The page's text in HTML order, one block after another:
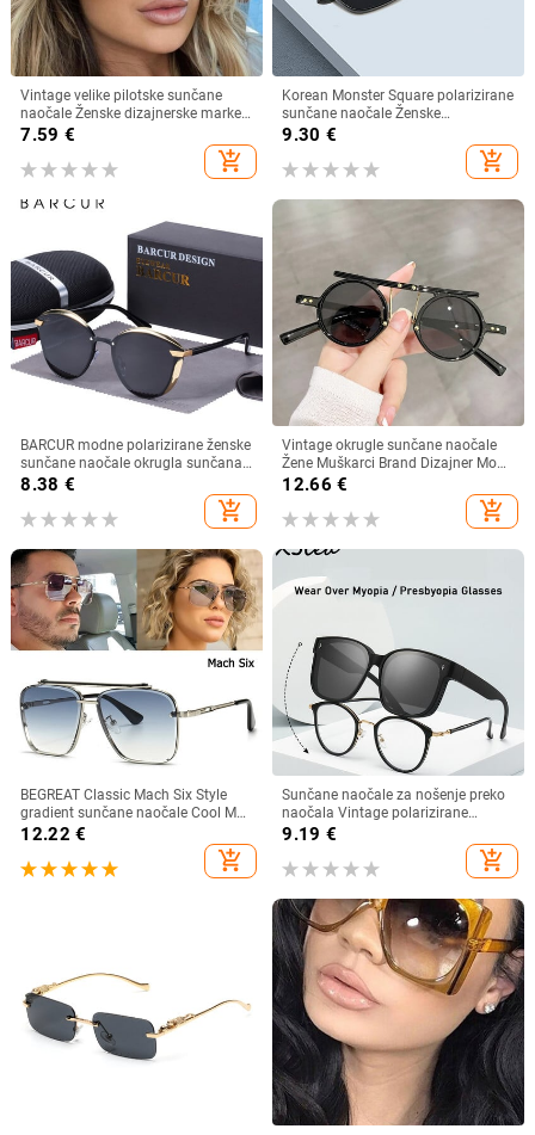
Vintage velike pilotske sunčane
naočale Ženske dizajnerske marke
Crno-žute naočale s gradijentnim
sunčanim naočalama velikog
okvira UV400 Luksuzne muške
7.59 €
add_shopping_cart
Korean Monster Square polarizirane
sunčane naočale Ženske
visokokvalitetne nježne luksuzne
sunčane naočale Muške prevelike
nijanse UV400 naočale
9.30 €
add_shopping_cart
BARCUR modne polarizirane ženske
sunčane naočale okrugla sunčana
stakla dame Lunette De Soleil
8.38 €
add_shopping_cart
Vintage okrugle sunčane naočale
Žene Muškarci Brand Dizajner Moda
Gradient Sunčane naočale Ženske
Muške Retro Punk Hip Hop Gafas
De Sol
12.66 €
add_shopping_cart
BEGREAT Classic Mach Six Style
gradient sunčane naočale Cool Men
Vintage Brand Design Sunčane
naočale Lentes očki sunčanye
ženskie
12.22 €
add_shopping_cart
Sunčane naočale za nošenje preko
naočala Vintage polarizirane
sunčane naočale za muškarce i
žene, kratkovidnost, dalekovidnost,
sjenila za vožnju na otvorenom
9.19 €
add_shopping_cart